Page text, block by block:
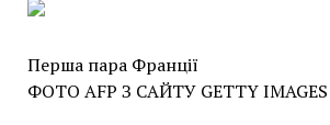
Перша пара Франції
ФОТО AFP З САЙТУ GETTY IMAGES